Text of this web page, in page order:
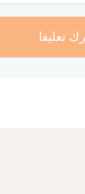
تعليقا